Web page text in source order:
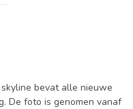
bevat alle nieuwe
De foto is genomen vanaf